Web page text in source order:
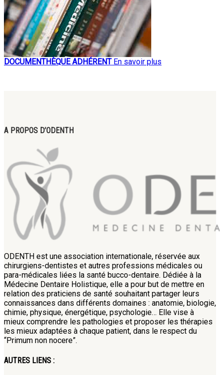
DOCUMENTHÈQUE ADHÉRENT En savoir plus
A PROPOS D’ODENTH
ODENTH est une association internationale, réservée aux
chirurgiens-dentistes et autres professions médicales ou
para-médicales liées la santé bucco-dentaire. Dédiée à la
Médecine Dentaire Holistique, elle a pour but de mettre en
relation des praticiens de santé souhaitant partager leurs
connaissances dans différents domaines : anatomie, biologie,
chimie, physique, énergétique, psychologie… Elle vise à
mieux comprendre les pathologies et proposer les thérapies
les mieux adaptées à chaque patient, dans le respect du
“Primum non nocere”.
AUTRES LIENS :